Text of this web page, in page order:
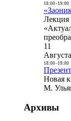
18:00- 19:00
Лекция
11
Августа
18:00- 19:00
Новая
М.
Архивы